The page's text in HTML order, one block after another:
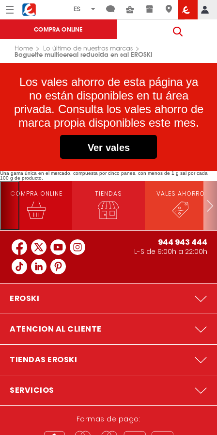
Menú Eroski
COMPRA ONLINE
Home Lo último de nuestras marcas
Baguette multicereal reducida en sal EROSKI
Los vales ahorro de esta página ya
no están disponibles en tu área
privada. Consulta los vales ahorro de
marca propia disponibles este mes.
Ver vales
Una gama única en el mercado, compuesta por cinco panes, con menos de 1 g sal por cada
100 g de producto.
COMPRA ONLINE TIENDAS VALES AHORRO
944 943 444
L-S de 9:00h a 22:00h
EROSKI
ATENCION AL CLIENTE
TIENDAS EROSKI
SERVICIOS
Formas de pago: